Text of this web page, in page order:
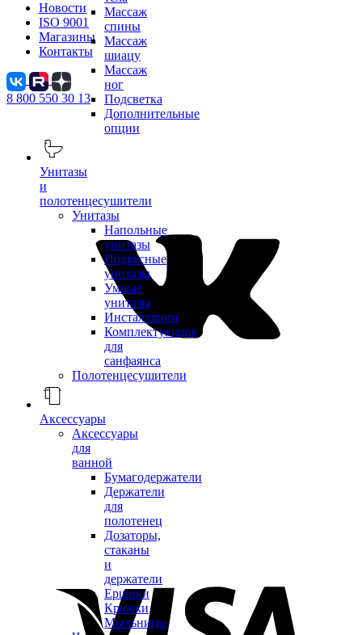
Массаж
спины
Массаж
шиацу
Массаж
ног
Подсветка
Дополнительные
опции
Унитазы
и
полотенцесушители
Унитазы
Напольные
унитазы
Подвесные
унитазы
Умные
унитазы
Инсталляции
Комплектующие
для
санфаянса
Полотенцесушители
Аксессуары
Аксессуары
для
ванной
Бумагодержатели
Держатели
для
полотенец
Дозаторы,
стаканы
и
держатели
Ершики
Крючки
Мыльницы
Новости
ISO 9001
Магазины
Контакты
8 800 550 30 13